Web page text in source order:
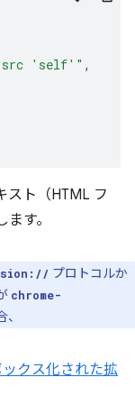
src 'self'" ,
スト（HTML フ
す。
プロトコルか
chrome-
クス化された拡